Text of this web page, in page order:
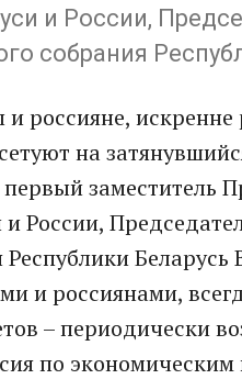
и России,
собрания
и россияне,
на
первый заместитель
и России,
Республики
и россиянами,
– периодически
по